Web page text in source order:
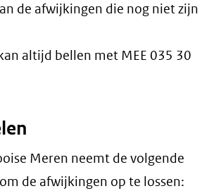
de afwijkingen die nog niet zijn
altijd bellen met MEE 035 30
Meren neemt de volgende
de afwijkingen op te lossen: